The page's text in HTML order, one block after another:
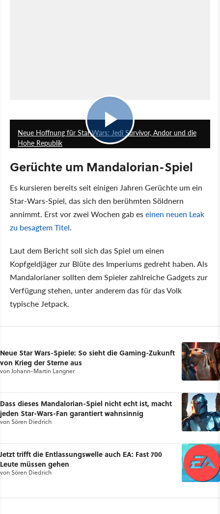
Neue Hoffnung für Star Wars: Jedi Survivor, Andor und die
Hohe Republik
Gerüchte um Mandalorian-Spiel
Es kursieren bereits seit einigen Jahren Gerüchte um ein
Star-Wars-Spiel, das sich den berühmten Söldnern
annimmt. Erst vor zwei Wochen gab eseinen neuen Leak
zu besagtem Titel.
Laut dem Bericht soll sich das Spiel um einen
Kopfgeldjäger zur Blüte des Imperiums gedreht haben. Als
Mandalorianer sollten dem Spieler zahlreiche Gadgets zur
Verfügung stehen, unter anderem das für das Volk
typische Jetpack.
Neue Star Wars-Spiele: So sieht die Gaming-Zukunft
von Krieg der Sterne aus
vonJohann-Martin Langner
Dass dieses Mandalorian-Spiel nicht echt ist, macht
jeden Star-Wars-Fan garantiert wahnsinnig
vonSören Diedrich
Jetzt trifft die Entlassungswelle auch EA: Fast 700
Leute müssen gehen
vonSören Diedrich